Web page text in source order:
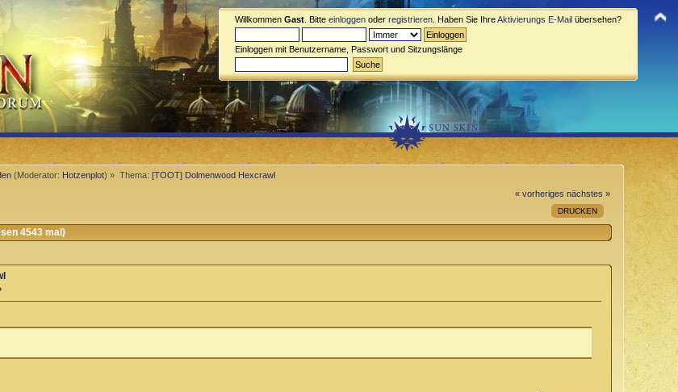
Willkommen Gast . Bitte einloggen oder registrieren . Haben Sie IhreAktivierungs E-Mail übersehen?
Einloggen mit Benutzername, Passwort und Sitzungslänge
(Moderator: Hotzenplot) » Thema: [TOOT] Dolmenwood Hexcrawl
« vorheriges nächstes »
DRUCKEN
4543 mal)